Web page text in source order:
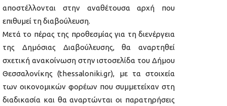
αποστέλλονται στην αναθέτουσα αρχή που
επιθυμεί τη διαβούλευση.
Μετά το πέρας της προθεσμίας για τη διενέργεια
της Δημόσιας Διαβούλευσης, θα αναρτηθεί
σχετική ανακοίνωση στην ιστοσελίδα του Δήμου
Θεσσαλονίκης (thessaloniki.gr), με τα στοιχεία
των οικονομικών φορέων που συμμετείχαν στη
διαδικασία και θα αναρτώνται οι παρατηρήσεις